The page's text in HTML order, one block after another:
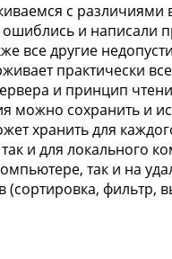
с различиями
и написали
все другие
практически
и принцип
можно сохранить и
хранить для
и для локального
так и на
фильтр,